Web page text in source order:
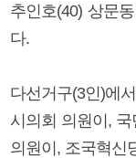
추인호(40) 상문
다.
다선거구(3인)에
시의회 의원이,
의원이, 조국혁신